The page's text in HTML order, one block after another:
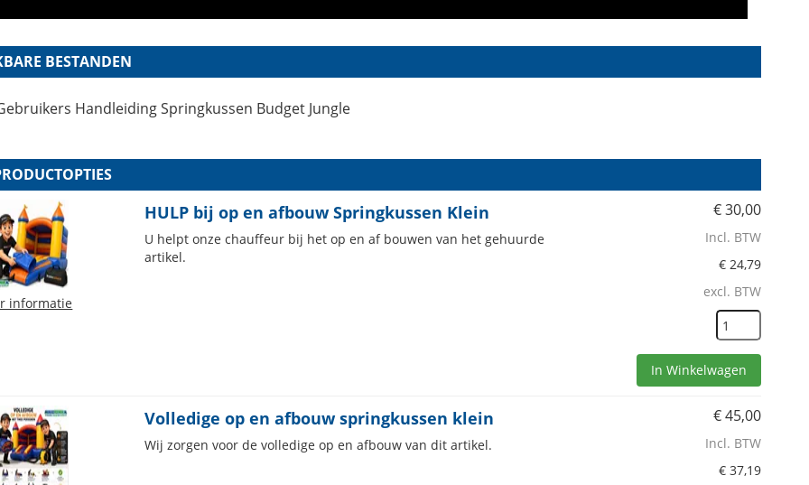
BESTANDEN
Handleiding Springkussen Budget Jungle
informatie
€30,00
Incl. BTW
€ 24,79
excl. BTW
In Winkelwagen
HULP bij op en afbouw Springkussen Klein
U helpt onze chauffeur bij het op en af bouwen van het gehuurde
artikel.
€45,00
Incl. BTW
€ 37,19
Volledige op en afbouw springkussen klein
Wij zorgen voor de volledige op en afbouw van dit artikel.